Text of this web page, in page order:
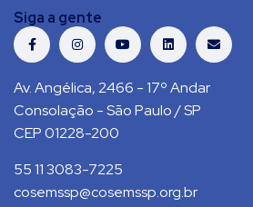
Siga a gente
Av. Angélica, 2466 - 17º Andar
Consolação - São Paulo / SP
CEP 01228-200
55 11 3083-7225
cosemssp@cosemssp.org.br